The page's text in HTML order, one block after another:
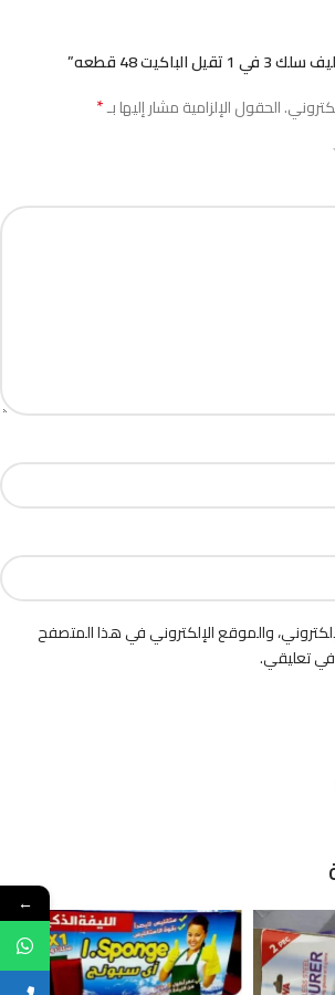
48 قطعه”
الحقول الإلزامية مشار إليها بـ*
والموقع الإلكتروني في هذا المتصفح
في تعليقي.
←